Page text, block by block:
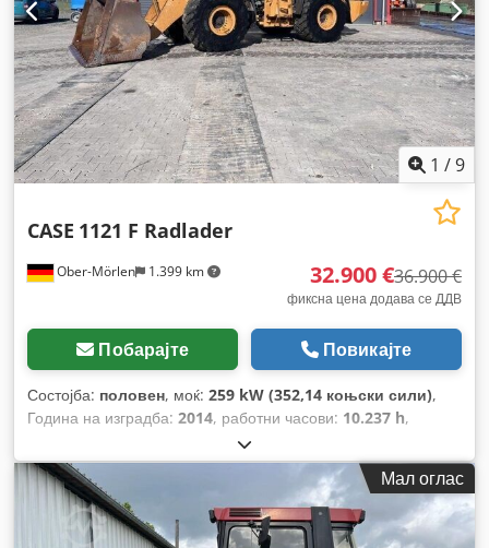
1 /9
Ober-Mörlen 1.399 km
CASE 1121 F Radlader
32.900 €36.900 €
фиксна цена додава се ДДВ
Побарајте Повикајте
Состојба: половен, моќ: 259 kW (352,14 коњски сили),
Година на изградба: 2014, работни часови: 10.237 h,
Мал оглас